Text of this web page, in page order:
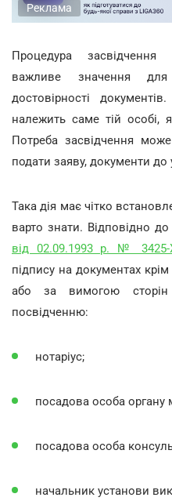
Реклама
Процедура
важливе значення для
достовірності
належить саме тій
Потреба засвідчення
подати заяву, документи
Така дія має чітко
варто знати. Відповідно
від 02.09.1993 р. № 3425-
підпису на документах
або за вимогою сторін
посвідченню:
нотаріус;
посадова особа органу
посадова особа
начальник установи